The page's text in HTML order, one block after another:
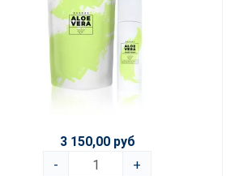
3 150,00 руб
-
+